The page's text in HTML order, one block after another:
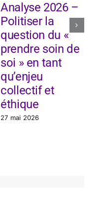
Analyse 2026 –
Politiser la
question du «
prendre soin de
soi » en tant
qu’enjeu
collectif et
éthique
27 mai 2026